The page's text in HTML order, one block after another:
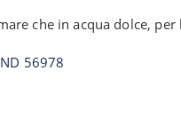
che in acqua dolce, per
56978